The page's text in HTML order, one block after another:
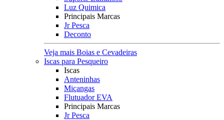
Luz Quimica
Principais Marcas
Jr Pesca
Deconto
Veja mais Boias e Cevadeiras
Iscas para Pesqueiro
Iscas
Anteninhas
Miçangas
Flutuador EVA
Principais Marcas
Jr Pesca